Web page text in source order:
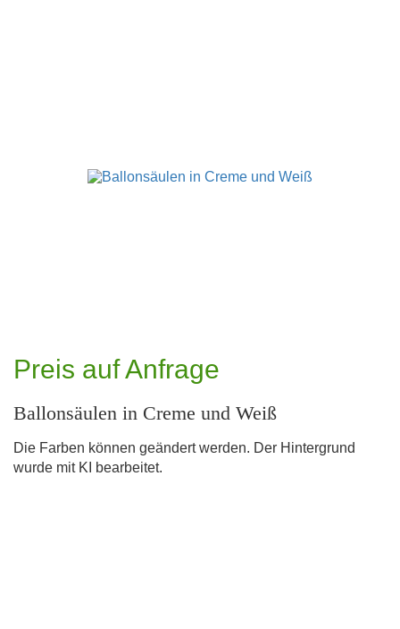
Preis auf Anfrage
Ballonsäulen in Creme und Weiß
Die Farben können geändert werden. Der Hintergrund
wurde mit KI bearbeitet.